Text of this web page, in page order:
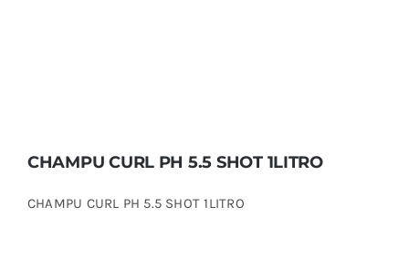
CHAMPU CURL PH 5.5 SHOT 1LITRO
CHAMPU CURL PH 5.5 SHOT 1LITRO